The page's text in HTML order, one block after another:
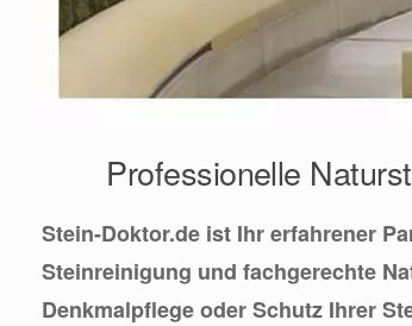
Professionelle
Stein-Doktor.de ist Ihr erfahrener
Steinreinigung und fachgerechte
Denkmalpflege oder Schutz Ihrer